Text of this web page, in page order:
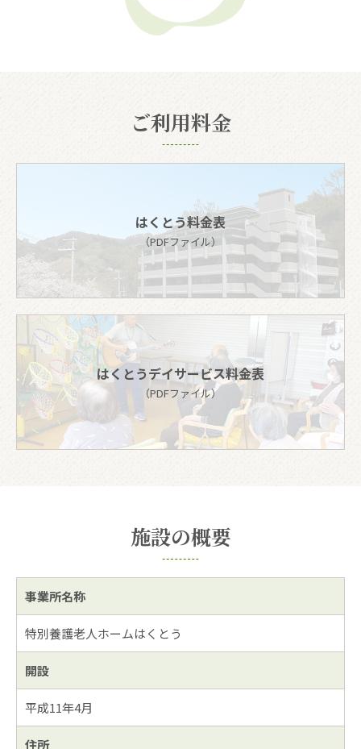
ご利用料金
はくとう料金表
（PDFファイル）
はくとうデイサービス料金表
（PDFファイル）
施設の概要
事業所名称
特別養護老人ホームはくとう
開設
平成11年4月
住所